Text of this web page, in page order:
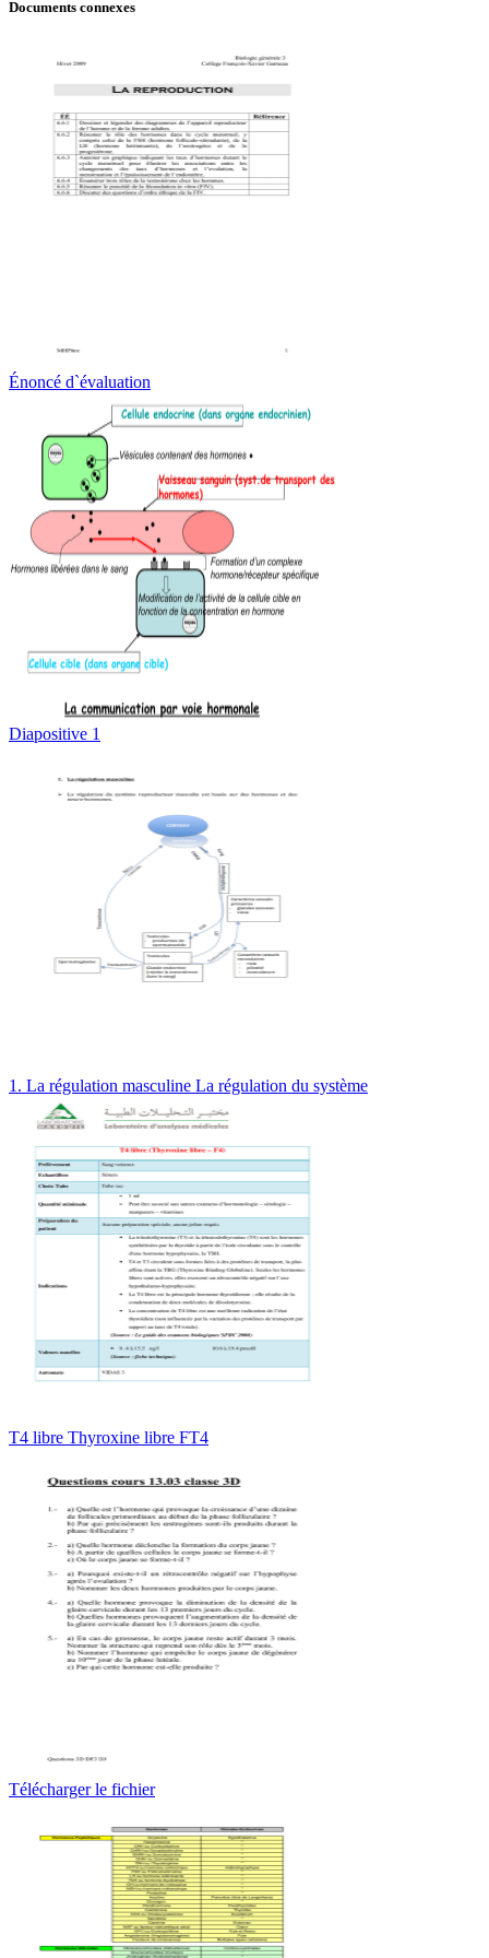
Documents connexes
Énoncé d`évaluation
Diapositive 1
1. La régulation masculine La régulation du système
T4 libre Thyroxine libre FT4
Télécharger le fichier